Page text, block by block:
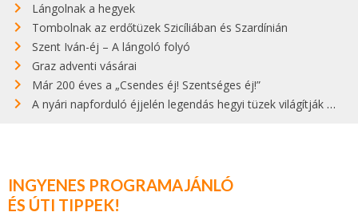
Lángolnak a hegyek
Tombolnak az erdőtüzek Szicíliában és Szardínián
Szent Iván-éj – A lángoló folyó
Graz adventi vásárai
Már 200 éves a „Csendes éj! Szentséges éj!”
A nyári napforduló éjjelén legendás hegyi tüzek világítják meg Zugspitzét
INGYENES PROGRAMAJÁNLÓ
ÉS ÚTI TIPPEK!